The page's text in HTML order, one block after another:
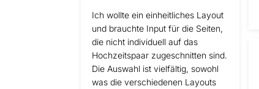
Ich wollte ein einheitliches Layout
und brauchte Input für die Seiten,
die nicht individuell auf das
Hochzeitspaar zugeschnitten sind.
Die Auswahl ist vielfältig, sowohl
was die verschiedenen Layouts